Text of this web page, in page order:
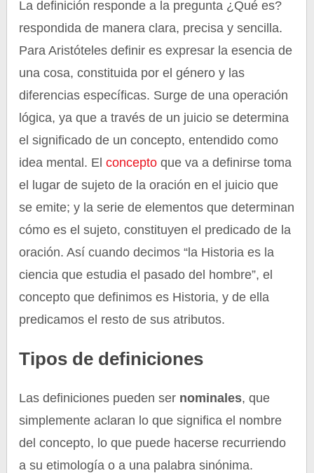
La definición responde a la pregunta ¿Qué es?
respondida de manera clara, precisa y sencilla.
Para Aristóteles definir es expresar la esencia de
una cosa, constituida por el género y las
diferencias específicas. Surge de una operación
lógica, ya que a través de un juicio se determina
el significado de un concepto, entendido como
idea mental. Elconcepto que va a definirse toma
el lugar de sujeto de la oración en el juicio que
se emite; y la serie de elementos que determinan
cómo es el sujeto, constituyen el predicado de la
oración. Así cuando decimos “la Historia es la
ciencia que estudia el pasado del hombre”, el
concepto que definimos es Historia, y de ella
predicamos el resto de sus atributos.
Tipos de definiciones
Las definiciones pueden ser nominales, que
simplemente aclaran lo que significa el nombre
del concepto, lo que puede hacerse recurriendo
a su etimología o a una palabra sinónima.